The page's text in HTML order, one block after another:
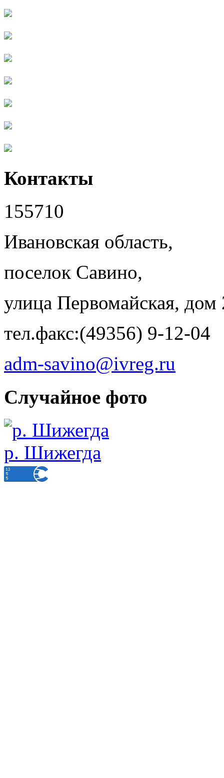
Контакты
155710
Ивановская область,
поселок Савино,
улица Первомайская, дом
тел.факс:(49356) 9-12-04
adm-savino@ivreg.ru
Случайное фото
р. Шижегда